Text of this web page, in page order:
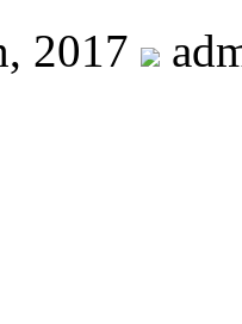
2017